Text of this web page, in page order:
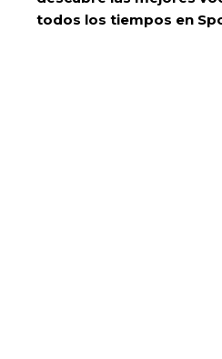
todos los tiempos en